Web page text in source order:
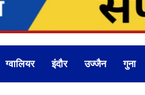
ग्वालियर इंदौर उज्जैन गुना